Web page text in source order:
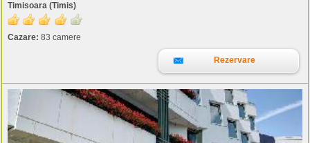
Timisoara (Timis)
Cazare: 83 camere
Rezervare